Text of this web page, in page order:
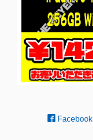
Facebook